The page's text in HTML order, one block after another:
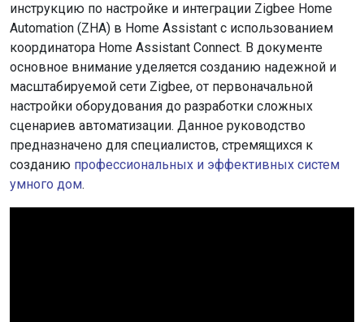
инструкцию по настройке и интеграции Zigbee Home
Automation (ZHA) в Home Assistant с использованием
координатора Home Assistant Connect. В документе
основное внимание уделяется созданию надежной и
масштабируемой сети Zigbee, от первоначальной
настройки оборудования до разработки сложных
сценариев автоматизации. Данное руководство
предназначено для специалистов, стремящихся к
созданию профессиональных и эффективных систем
умного дом.